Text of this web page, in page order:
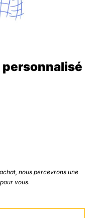
personnalisé
nous percevrons une
vous.